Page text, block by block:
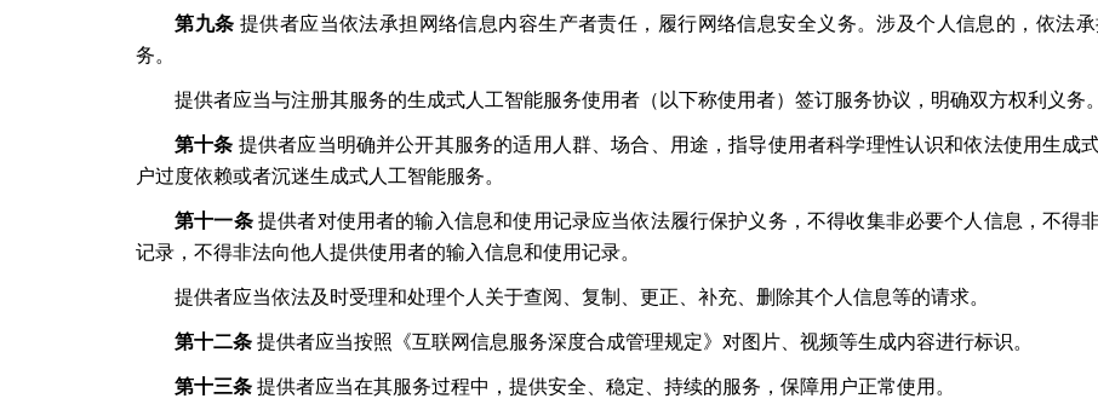
第九条 提供者应当依法承担网络信息内容生产者责任，履行网络信息安全义务。涉及个人信息的，依法
务。
提供者应当与注册其服务的生成式人工智能服务使用者（以下称使用者）签订服务协议，明确双方权利义务。
第十条 提供者应当明确并公开其服务的适用人群、场合、用途，指导使用者科学理性认识和依法使用生成
户过度依赖或者沉迷生成式人工智能服务。
第十一条 提供者对使用者的输入信息和使用记录应当依法履行保护义务，不得收集非必要个人信息，不得
记录，不得非法向他人提供使用者的输入信息和使用记录。
提供者应当依法及时受理和处理个人关于查阅、复制、更正、补充、删除其个人信息等的请求。
第十二条 提供者应当按照《互联网信息服务深度合成管理规定》对图片、视频等生成内容进行标识。
第十三条 提供者应当在其服务过程中，提供安全、稳定、持续的服务，保障用户正常使用。